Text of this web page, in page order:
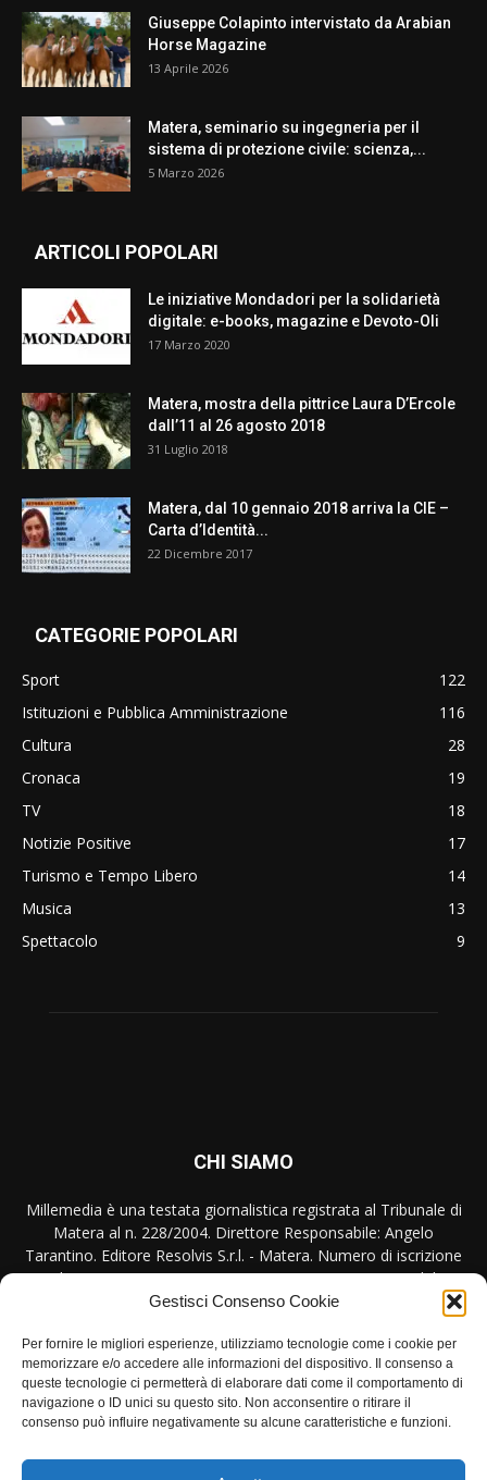
Gestisci Consenso Cookie
Per fornire le migliori esperienze, utilizziamo tecnologie come i cookie per
memorizzare e/o accedere alle informazioni del dispositivo. Il consenso a
queste tecnologie ci permetterà di elaborare dati come il comportamento di
navigazione o ID unici su questo sito. Non acconsentire o ritirare il
consenso può influire negativamente su alcune caratteristiche e funzioni.
Giuseppe Colapinto intervistato da Arabian
Horse Magazine
13 Aprile 2026
Matera, seminario su ingegneria per il
sistema di protezione civile: scienza,...
5 Marzo 2026
ARTICOLI POPOLARI
Le iniziative Mondadori per la solidarietà
digitale: e-books, magazine e Devoto-Oli
17 Marzo 2020
Matera, mostra della pittrice Laura D’Ercole
dall’11 al 26 agosto 2018
31 Luglio 2018
Matera, dal 10 gennaio 2018 arriva la CIE –
Carta d’Identità...
22 Dicembre 2017
CATEGORIE POPOLARI
Sport
122
Istituzioni e Pubblica Amministrazione
116
Cultura
28
Cronaca
19
TV
18
Notizie Positive
17
Turismo e Tempo Libero
14
Musica
13
Spettacolo
9
CHI SIAMO
Millemedia è una testata giornalistica registrata al Tribunale di
Matera al n. 228/2004. Direttore Responsabile: Angelo
Tarantino. Editore Resolvis S.r.l. - Matera. Numero di iscrizione
al ROC Registro Operatori Comunicazione n. 17440 del
31/10/2007
Contattaci:redazione@millemedia.it
SEGUICI